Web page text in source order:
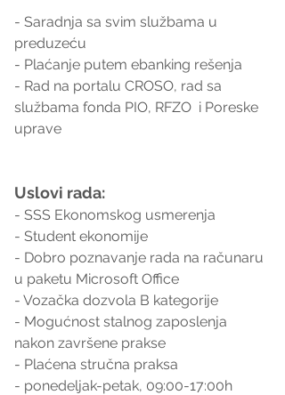
- Saradnja sa svim službama u
preduzeću
- Plaćanje putem ebanking rešenja
- Rad na portalu CROSO, rad sa
službama fonda PIO, RFZO  i Poreske
uprave
Uslovi rada:
- SSS Ekonomskog usmerenja
- Student ekonomije
- Dobro poznavanje rada na računaru
u paketu Microsoft Office
- Vozačka dozvola B kategorije
- Mogućnost stalnog zaposlenja
nakon završene prakse
- Plaćena stručna praksa
- ponedeljak-petak, 09:00-17:00h